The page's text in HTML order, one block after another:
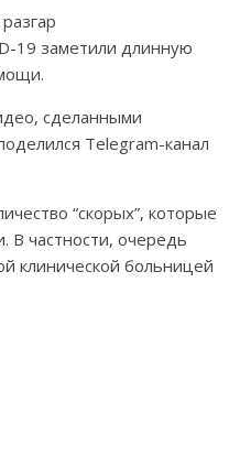
19 заметили длинную
сделанными
Telegram-канал
“скорых”, которые
В частности, очередь
клинической больницей